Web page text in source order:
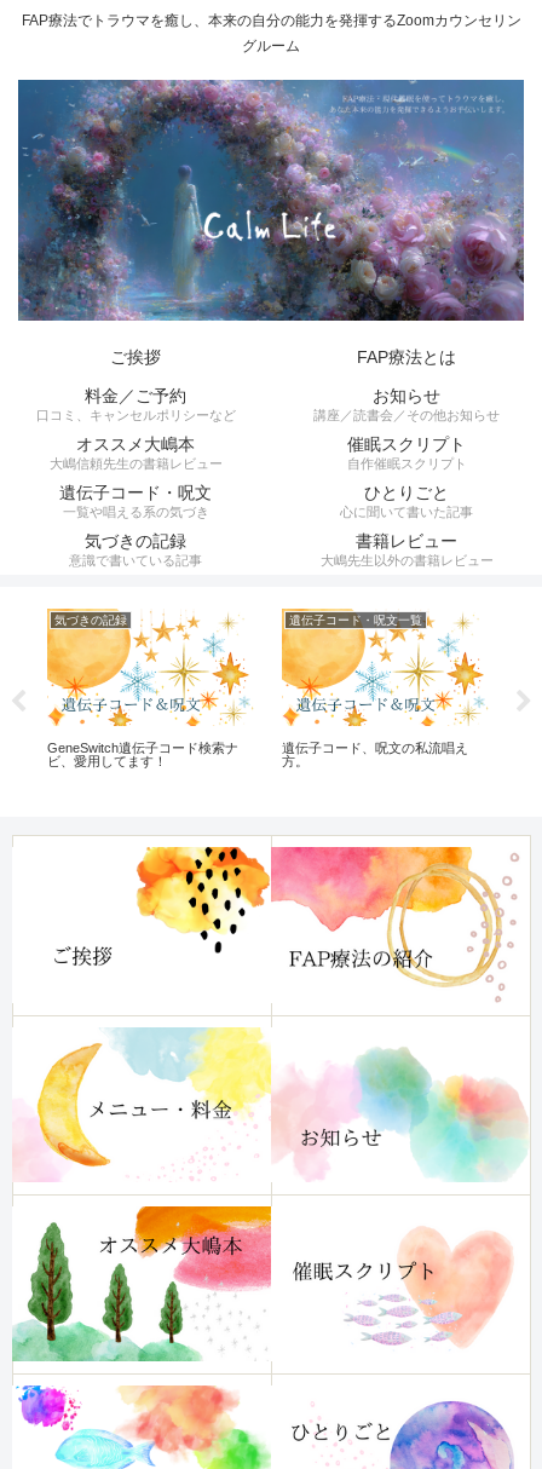
FAP療法でトラウマを癒し、本来の自分の能力を発揮するZoomカウンセリン
グルーム
ご挨拶
FAP療法とは
料金／ご予約
口コミ、キャンセルポリシーなど
お知らせ
講座／読書会／その他お知らせ
オススメ大嶋本
大嶋信頼先生の書籍レビュー
催眠スクリプト
自作催眠スクリプト
遺伝子コード・呪文
一覧や唱える系の気づき
ひとりごと
心に聞いて書いた記事
気づきの記録
意識で書いている記事
書籍レビュー
大嶋先生以外の書籍レビュー
気づきの記録
GeneSwitch遺伝子コード検索ナ
ビ、愛用してます！
遺伝子コード・呪文一覧
遺伝子コード、呪文の私流唱え
方。